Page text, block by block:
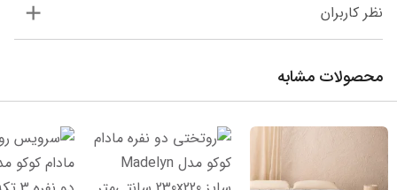
نظر کاربران
محصولات مشابه